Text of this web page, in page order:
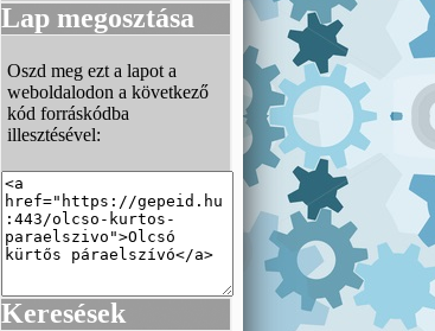
Lap megosztása
Oszd meg ezt a lapot a
weboldalodon a következő
kód forráskódba
illesztésével:
Keresések